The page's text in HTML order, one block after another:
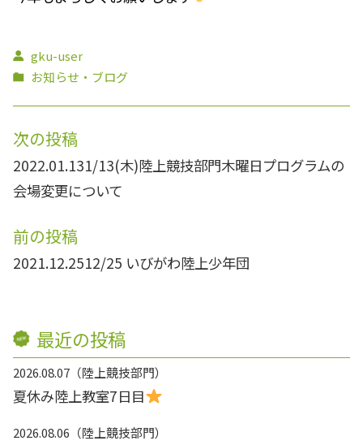
gku-user
お知らせ・ブログ
次の投稿
2022.01.131/13(木)陸上競技部門木曜日プログラムの
会場変更について
前の投稿
2021.12.2512/25 いびがわ陸上少年団
最近の投稿
2026.08.07 陸上競技部門
夏休み陸上教室7日目
2026.08.06 陸上競技部門